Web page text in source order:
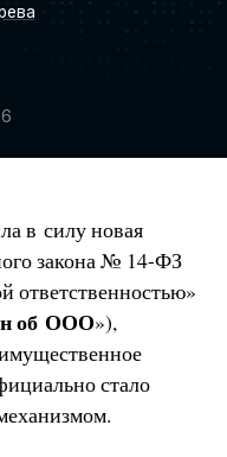
в силу новая
закона № 14-ФЗ
ответственностью»
об ООО»),
стало